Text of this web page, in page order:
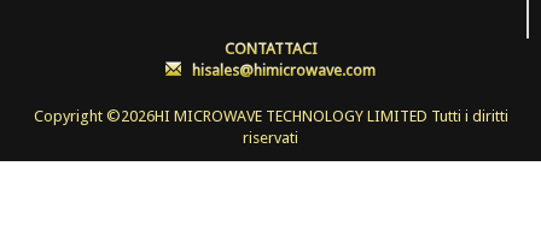
CONTATTACI
hisales@himicrowave.com
Copyright ©2026HI MICROWAVE TECHNOLOGY LIMITED Tutti i diritti
riservati